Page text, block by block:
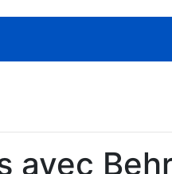
avec